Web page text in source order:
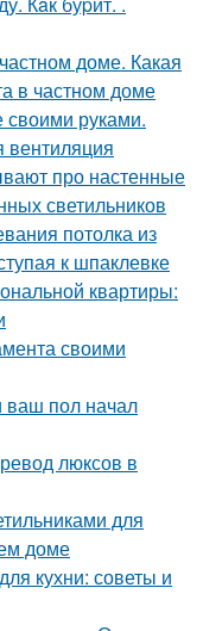
доме. Какая
в частном доме
своими руками.
вентиляция
про настенные
светильников
потолка из
к шпаклевке
квартиры:
своими
ваш пол начал
люксов в
для
доме
кухни: советы и